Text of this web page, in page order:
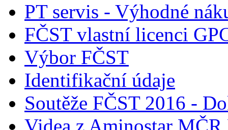
PT servis - Výhodné
FČST vlastní licenci
Výbor FČST
Identifikační údaje
Soutěže FČST 2016 -